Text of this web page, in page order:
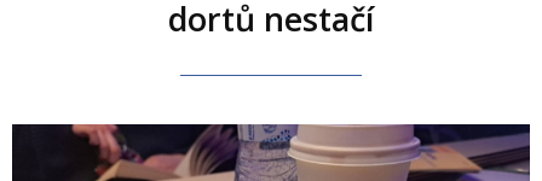
dortů nestačí